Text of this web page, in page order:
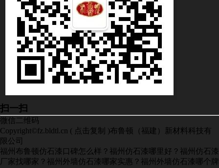
扫一扫
微信二维码
Copyright© fz.bldtl.cn ( 点击复制
)布鲁顿（福建）新材料科技有
限公司
福州布鲁顿仿石漆口碑怎么样？福州仿石漆哪里好？福州仿石漆
厂家找哪家？福州外墙仿石漆哪家实惠？福州外墙仿石漆哪个牌